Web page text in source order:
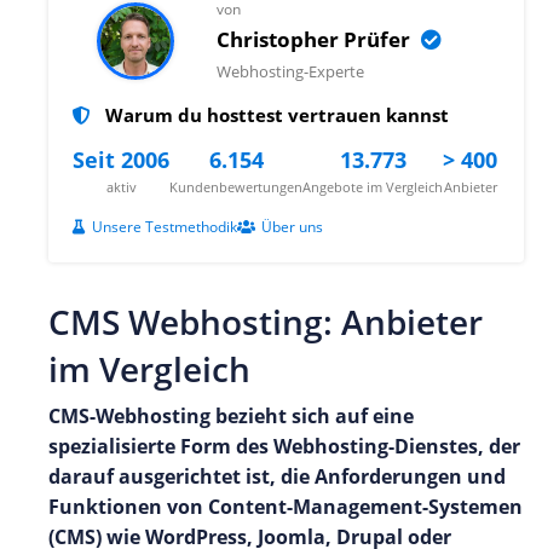
von
Christopher Prüfer
Webhosting-Experte
Warum du hosttest vertrauen kannst
Seit 2006
aktiv
6.154
Kundenbewertungen
13.773
Angebote im Vergleich
> 400
Anbieter
Unsere Testmethodik Über uns
CMS Webhosting: Anbieter
im Vergleich
CMS-Webhosting bezieht sich auf eine
spezialisierte Form des Webhosting-Dienstes, der
darauf ausgerichtet ist, die Anforderungen und
Funktionen von Content-Management-Systemen
(CMS) wie WordPress, Joomla, Drupal oder